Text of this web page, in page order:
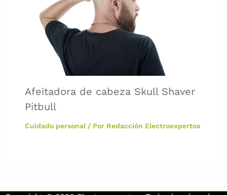
Afeitadora de cabeza Skull Shaver
Pitbull
Cuidado personal/ Por Redacción Electroexpertos